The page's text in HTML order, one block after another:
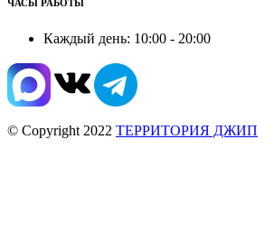
ЧАСЫ РАБОТЫ
Каждый день: 10:00 - 20:00
© Copyright 2022 ТЕРРИТОРИЯ ДЖИП